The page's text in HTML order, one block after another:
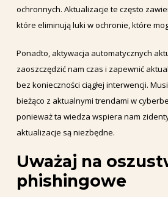
ochronnych. Aktualizacje te często
które eliminują luki w ochronie, które
Ponadto, aktywacja automatycznych
zaoszczędzić nam czas i zapewnić
bez konieczności ciągłej interwencji.
bieżąco z aktualnymi trendami w
ponieważ ta wiedza wspiera nam
aktualizacje są niezbędne.
Uważaj na
phishingowe